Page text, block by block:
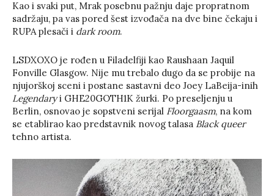
Kao i svaki put, Mrak posebnu pažnju daje propratnom
sadržaju, pa vas pored šest izvođača na dve bine čekaju i
RUPA plesači i dark room.
LSDXOXO je rođen u Filadelfiji kao Raushaan Jaquil
Fonville Glasgow. Nije mu trebalo dugo da se probije na
njujorškoj sceni i postane sastavni deo Joey LaBeija-inih
Legendaryi GHE20GOTH1K žurki. Po preseljenju u
Berlin, osnovao je sopstveni serijal Floorgaasm, na kom
se etablirao kao predstavnik novog talasa Black queer
tehno artista.